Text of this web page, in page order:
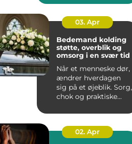
oplever mange, at
de...
03. Apr
Bedemand kolding
støtte, overblik og
omsorg i en svær tid
Når et menneske dør,
ændrer hverdagen
sig på et øjeblik. Sorg,
chok og praktiske
sam...
02. Apr